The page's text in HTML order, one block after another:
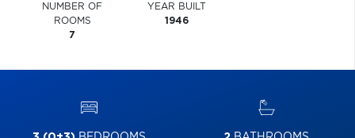
NUMBER OF
ROOMS
7
YEAR BUILT
1946